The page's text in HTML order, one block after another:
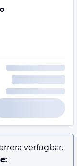
verfügbar.